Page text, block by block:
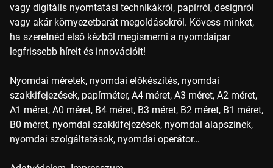
vagy digitális nyomtatási technikákról, papírról, designról
vagy akár környezetbarát megoldásokról. Kövess minket,
ha szeretnéd első kézből megismerni a nyomdaipar
legfrissebb híreit és innovációit!
Nyomdai méretek, nyomdai előkészítés, nyomdai
szakkifejezések, papírméter, A4 méret, A3 méret, A2 méret,
A1 méret, A0 méret, B4 méret, B3 méret, B2 méret, B1 méret,
B0 méret, nyomdai szakkifejezések, nyomdai alapszínek,
nyomdai szolgáltatások, nyomdai operátor…